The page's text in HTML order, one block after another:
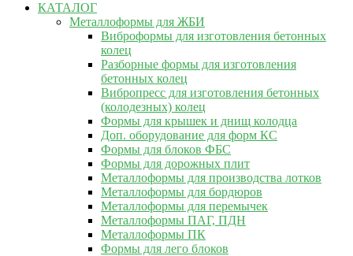
КАТАЛОГ
Металлоформы для ЖБИ
Виброформы для изготовления бетонных
колец
Разборные формы для изготовления
бетонных колец
Вибропресс для изготовления бетонных
(колодезных) колец
Формы для крышек и днищ колодца
Доп. оборудование для форм КС
Формы для блоков ФБС
Формы для дорожных плит
Металлоформы для производства лотков
Металлоформы для бордюров
Металлоформы для перемычек
Металлоформы ПАГ, ПДН
Металлоформы ПК
Формы для лего блоков